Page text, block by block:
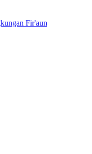
Fir'aun